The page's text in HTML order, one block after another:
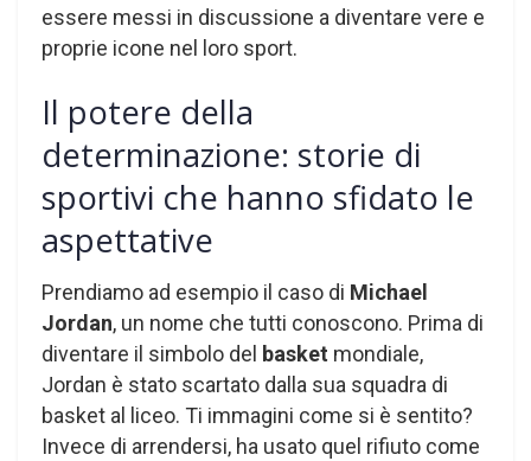
essere messi in discussione a diventare vere e
proprie icone nel loro sport.
Il potere della
determinazione: storie di
sportivi che hanno sfidato le
aspettative
Prendiamo ad esempio il caso di Michael
Jordan, un nome che tutti conoscono. Prima di
diventare il simbolo del basket mondiale,
Jordan è stato scartato dalla sua squadra di
basket al liceo. Ti immagini come si è sentito?
Invece di arrendersi, ha usato quel rifiuto come